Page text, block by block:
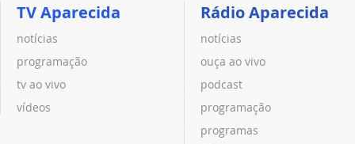
TV Aparecida
notícias
programação
tv ao vivo
vídeos
Rádio Aparecida
notícias
ouça ao vivo
podcast
programação
programas